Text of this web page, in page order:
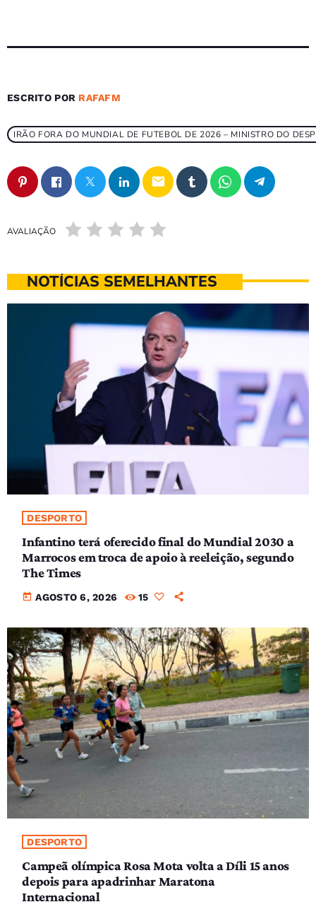
ESCRITO POR RAFAFM
IRÃO FORA DO MUNDIAL DE FUTEBOL DE 2026 – MINISTRO DO
email
AVALIAÇÃO
NOTÍCIAS SEMELHANTES
DESPORTO
Infantino terá oferecido final do Mundial 2030 a
Marrocos em troca de apoio à reeleição, segundo
The Times
today AGOSTO 6, 2026 15
DESPORTO
Campeã olímpica Rosa Mota volta a Díli 15 anos
depois para apadrinhar Maratona
Internacional